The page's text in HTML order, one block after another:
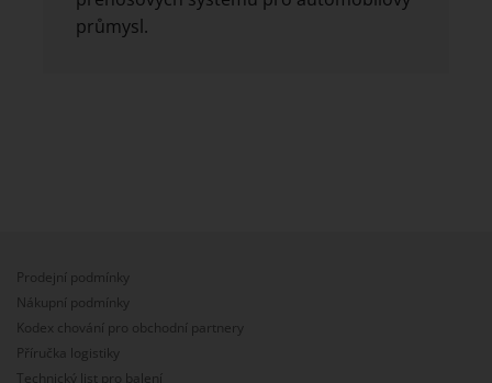
průmysl.
Prodejní podmínky
Nákupní podmínky
Kodex chování pro obchodní partnery
Příručka logistiky
Technický list pro balení